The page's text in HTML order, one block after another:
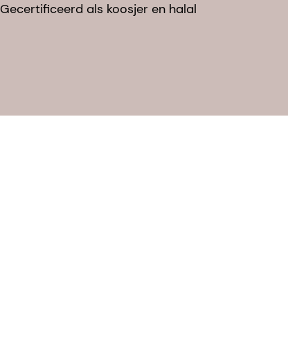
Gecertificeerd als koosjer en halal